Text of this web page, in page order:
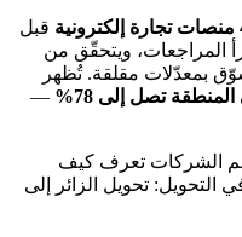
قبل
المراجعات، ويتحقّق من
بمعدّلات مقلقة. تُظهر
تصل إلى 78%
—
الشركات تعرف كيف
تحويل الزائر إلى